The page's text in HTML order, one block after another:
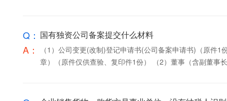
Q： 国有独资公司备案提交什么材料
A：
（1）公司变更(改制)登记申请书(公司备案申请书)（原件
章）（原件仅供查验、复印件1份） （2）董事（含副董事